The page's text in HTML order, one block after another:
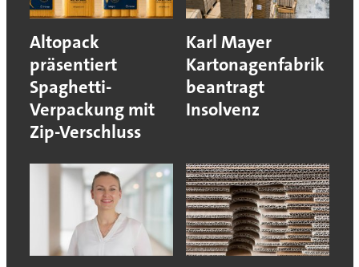
Altopack
präsentiert
Spaghetti-
Verpackung mit
Zip-Verschluss
Karl Mayer
Kartonagenfabrik
beantragt
Insolvenz